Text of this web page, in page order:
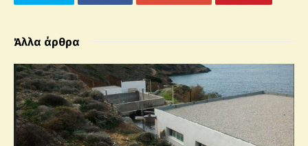
Άλλα άρθρα